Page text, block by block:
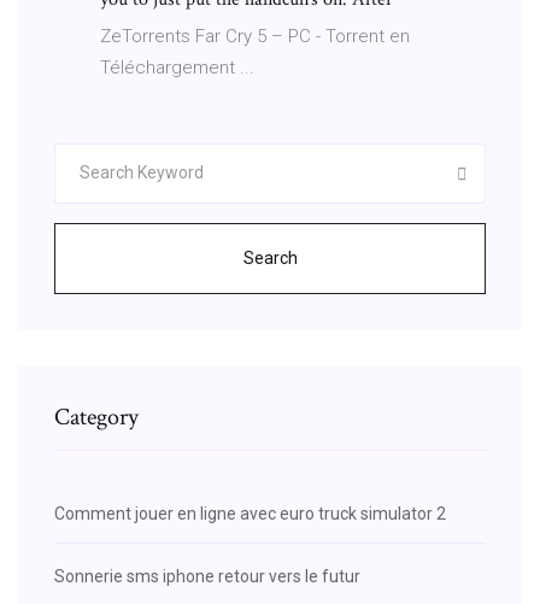
ZeTorrents Far Cry 5 – PC - Torrent en
Téléchargement ...
Search
Category
Comment jouer en ligne avec euro truck simulator 2
Sonnerie sms iphone retour vers le futur